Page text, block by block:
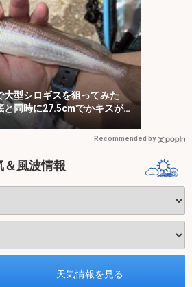
大型シロギスを狙ってみた
と同時に27.5cmでかキスが
Recommended by
＆風波情報